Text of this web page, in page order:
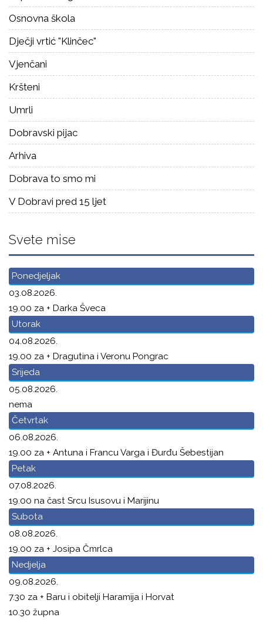
Osnovna škola
Dječji vrtić "Klinčec"
Vjenčani
Kršteni
Umrli
Dobravski pijac
Arhiva
Dobrava to smo mi
V Dobravi pred 15 ljet
Svete mise
Ponedjeljak
03.08.2026.
19.00 za + Darka Šveca
Utorak
04.08.2026.
19.00 za + Dragutina i Veronu Pongrac
Srijeda
05.08.2026.
nema
Četvrtak
06.08.2026.
19.00 za + Antuna i Francu Varga i Đurđu Šebestijan
Petak
07.08.2026.
19.00 na čast Srcu Isusovu i Marijinu
Subota
08.08.2026.
19.00 za + Josipa Čmrlca
Nedjelja
09.08.2026.
7.30 za + Baru i obitelji Haramija i Horvat
10.30 župna